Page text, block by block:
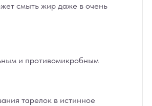
смыть жир даже в очень
и противомикробным
тарелок в истинное